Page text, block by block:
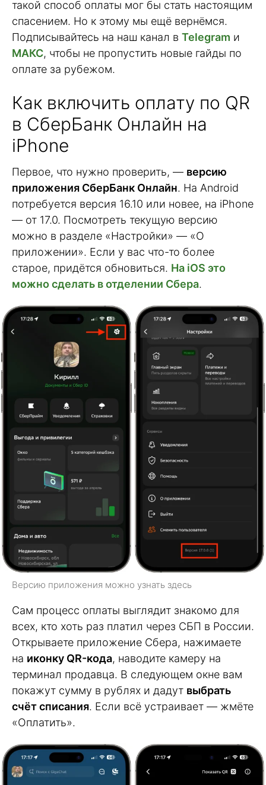
такой способ оплаты мог бы стать настоящим
спасением. Но к этому мы ещё вернёмся.
Подписывайтесь на наш канал в Telegram и
МАКС, чтобы не пропустить новые гайды по
оплате за рубежом.
Как включить оплату по QR
в СберБанк Онлайн на
iPhone
Первое, что нужно проверить, — версию
приложения СберБанк Онлайн. На Android
потребуется версия 16.10 или новее, на iPhone
— от 17.0. Посмотреть текущую версию
можно в разделе «Настройки» — «О
приложении». Если у вас что-то более
старое, придётся обновиться. На iOS это
можно сделать в отделении Сбера.
Версию приложения можно узнать здесь
Сам процесс оплаты выглядит знакомо для
всех, кто хоть раз платил через СБП в России.
Открываете приложение Сбера, нажимаете
на иконку QR-кода, наводите камеру на
терминал продавца. В следующем окне вам
покажут сумму в рублях и дадут выбрать
счёт списания. Если всё устраивает — жмёте
«Оплатить».